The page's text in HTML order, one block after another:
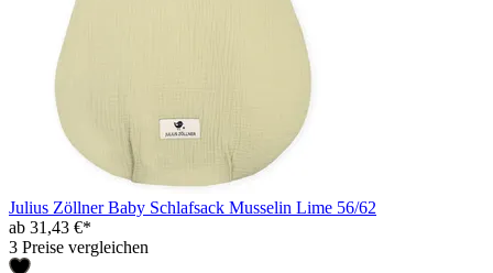
Julius Zöllner Baby Schlafsack Musselin Lime 56/62
ab 31,43 €*
3 Preise vergleichen